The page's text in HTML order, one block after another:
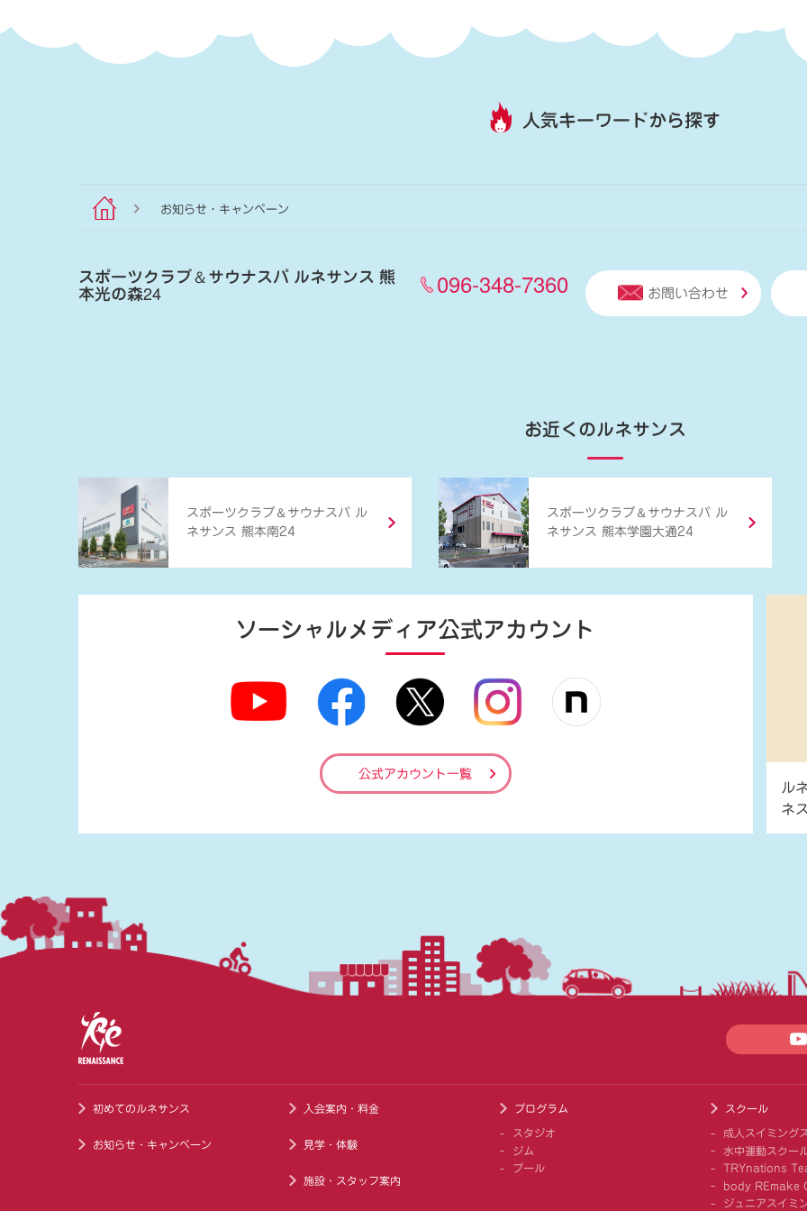
人気キーワードから探す
お知らせ・キャンペーン
スポーツクラブ＆サウナスパ ルネサンス 熊
本光の森24 096-348-7360 お問い合わせ
お近くのルネサンス
スポーツクラブ ＆ サウナスパ ル
ネサンス 熊本南24
スポーツクラブ ＆ サウナスパ ル
ネサンス 熊本学園大通24
ソーシャルメディア公式アカウント
公式アカウント一覧
ル
ネ
初めてのルネサンス
お知らせ・キャンペーン
入会案内・料金
見学・体験
施設・スタッフ案内
プログラム
スタジオ
ジム
プール
スクール
成人スイミング
水中運動スクー
TRYnations
body REmake
ジュニアスイミ